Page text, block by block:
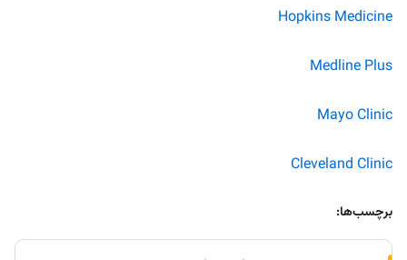
Hopkins Medicine
Medline Plus
Mayo Clinic
Cleveland Clinic
برچسب‌ها: